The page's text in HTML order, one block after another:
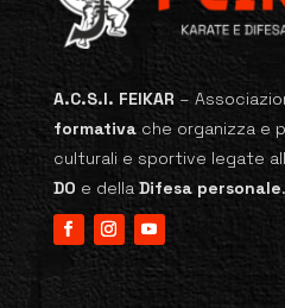
A.C.S.I. FEIKAR –
formativache organizza e
culturali e sportive legate
DO e dellaDifesa personale.